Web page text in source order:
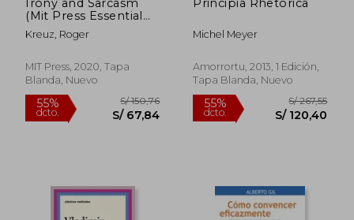
(Mit Press Essential
Knowledge Series)
(en Inglés)
Kreuz, Roger
MIT Press, 2020, Tapa
Blanda, Nuevo
Michel Meyer
Amorrortu, 2013, 1 Edición,
Tapa Blanda, Nuevo